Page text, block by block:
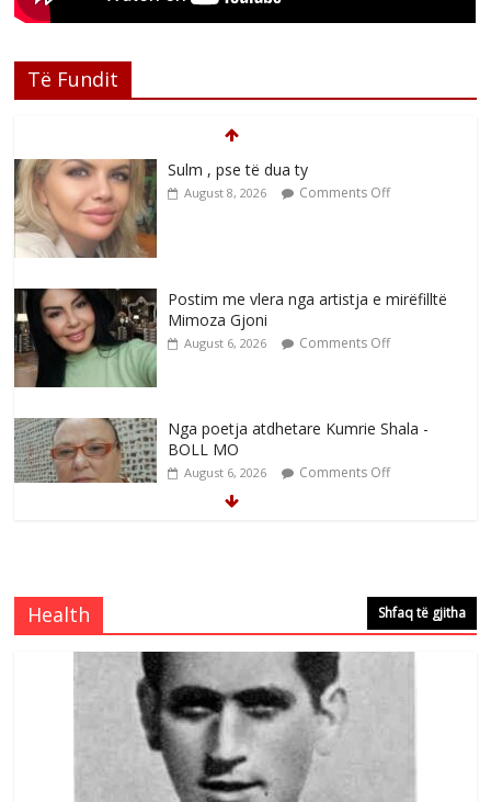
Të Fundit
Sulm , pse të dua ty
August 8, 2026 Comments Off
Postim me vlera nga artistja e mirëfilltë
Mimoza Gjoni
August 6, 2026 Comments Off
Nga poetja atdhetare Kumrie Shala -
BOLL MO
August 6, 2026 Comments Off
Selca:Naim Nimonaj figurë e madhe e
UÇK -së
August 10, 2026 Comments Off
Health Shfaq të gjitha